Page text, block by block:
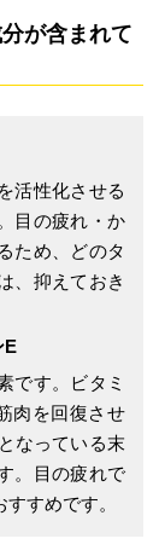
が含まれて
活性化させる
目の疲れ・か
ため、どのタ
、抑えておき
E
です。ビタミ
肉を回復させ
なっている末
。目の疲れで
すめです。